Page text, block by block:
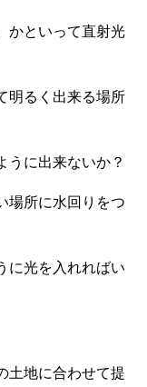
かといって直射光
明るく出来る場所
うに出来ないか？
場所に水回りをつ
に光を入れればい
土地に合わせて提